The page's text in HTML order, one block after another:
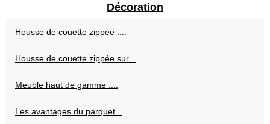
Décoration
Housse de couette zippée :...
Housse de couette zippée sur...
Meuble haut de gamme :...
Les avantages du parquet...